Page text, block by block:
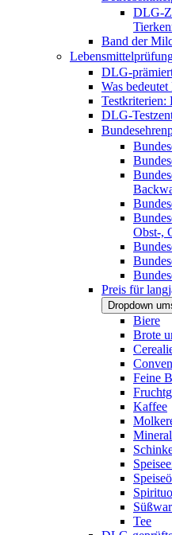
DLG-
Band der
DLG-
Was
DLG-
Obst-,
Preis für
Dropdown
Biere
Brote
Feine
Kaffee
Tee